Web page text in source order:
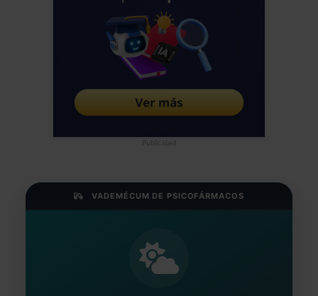
Publicidad
VADEMÉCUM DE PSICOFÁRMACOS